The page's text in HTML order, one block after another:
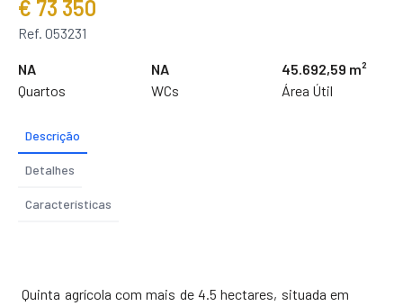
€ 73 350
Ref. 053231
NA
Quartos
NA
WCs
45.692,59 m²
Área Útil
Descrição
Detalhes
Características
Quinta agrícola com mais de 4.5 hectares, situada em